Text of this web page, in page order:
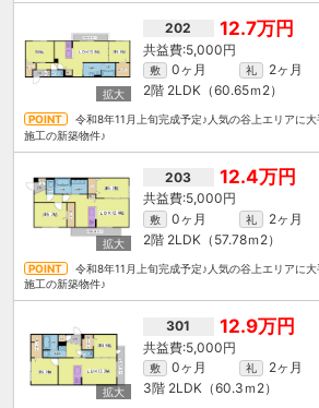
202 12.7万円
5,000円
敷 0ヶ月 礼
2ヶ月
2階 2LDK（60.65ｍ 2）
令和8年11月上旬完成予定♪人気の谷上エリアに
施工の新築物件♪
203 12.4万円
5,000円
敷 0ヶ月 礼
2ヶ月
2階 2LDK（57.78ｍ 2）
令和8年11月上旬完成予定♪人気の谷上エリアに
施工の新築物件♪
301 12.9万円
5,000円
敷 0ヶ月 礼
2ヶ月
3階 2LDK（60.3ｍ 2）